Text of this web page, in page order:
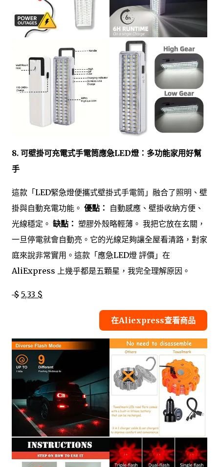
8. 可壁掛可充電式手電筒應急LED燈：多功能家用好幫
手
這款「LED緊急燈便攜式壁掛式手電筒」融合了照明、壁
掛與自動充電功能。 優點： 自動感應、壁掛收納方便、
光線穩定。 缺點： 塑膠外殼略輕薄。 我把它放在玄關，
一旦停電就會自動亮。它的光線足夠讓全屋看清路，對家
庭來說非常實用。這款「應急LED燈 評價」在
AliExpress 上幾乎都是五顆星，我完全理解原因。
$ 5,33 $
在Aliexpress查看商品